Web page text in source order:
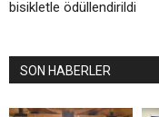
bisikletle ödüllendirildi
SON HABERLER